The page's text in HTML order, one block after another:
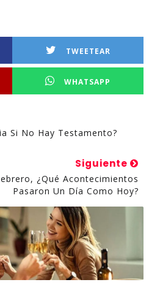
TWEETEAR
WHATSAPP
Si No Hay Testamento?
Siguiente
¿qué Acontecimientos
Pasaron Un Día Como Hoy?